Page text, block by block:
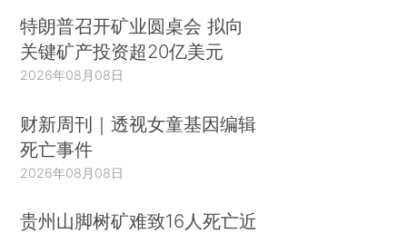
特朗普召开矿业圆桌会 拟向
关键矿产投资超20亿美元
2026年08月08日
财新周刊｜透视女童基因编辑
死亡事件
2026年08月08日
贵州山脚树矿难致16人死亡近